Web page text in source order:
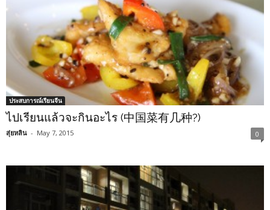
ประสบการณ์เรียนจีน
ไปเรียนแล้วจะกินอะไร (中国菜有几种?)
สุ่ยหลิน - May 7, 2015 0